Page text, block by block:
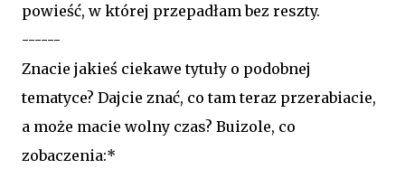
powieść, w której przepadłam bez reszty.
------
Znacie jakieś ciekawe tytuły o podobnej
tematyce? Dajcie znać, co tam teraz przerabiacie,
a może macie wolny czas? Buizole, co
zobaczenia:*